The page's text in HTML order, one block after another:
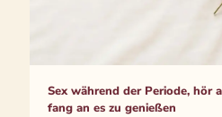
Sex während der Periode, hör
fang an es zu genießen